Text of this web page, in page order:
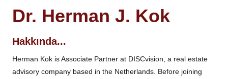
Dr. Herman J. Kok
Hakkında...
Herman Kok is Associate Partner at DISCvision, a real estate
advisory company based in the Netherlands. Before joining